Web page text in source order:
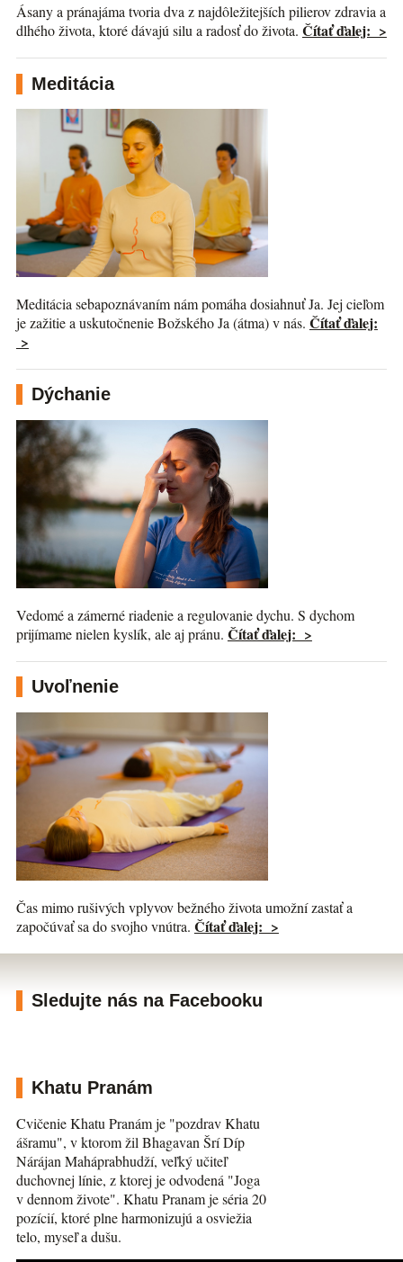
Ásany a pránajáma tvoria dva z najdôležitejších pilierov zdravia a
dlhého života, ktoré dávajú silu a radosť do života. Čítať ďalej: >
Meditácia
Meditácia sebapoznávaním nám pomáha dosiahnuť Ja. Jej cieľom
je zažitie a uskutočnenie Božského Ja (átma) v nás. Čítať ďalej:
>
Dýchanie
Vedomé a zámerné riadenie a regulovanie dychu. S dychom
prijímame nielen kyslík, ale aj pránu. Čítať ďalej: >
Uvoľnenie
Čas mimo rušivých vplyvov bežného života umožní zastať a
započúvať sa do svojho vnútra. Čítať ďalej: >
Sledujte nás na Facebooku
Khatu Pranám
Cvičenie Khatu Pranám je "pozdrav Khatu
ášramu", v ktorom žil Bhagavan Šrí Díp
Nárájan Maháprabhudží, veľký učiteľ
duchovnej línie, z ktorej je odvodená "Joga
v dennom živote". Khatu Pranam je séria 20
pozícií, ktoré plne harmonizujú a osviežia
telo, myseľ a dušu.